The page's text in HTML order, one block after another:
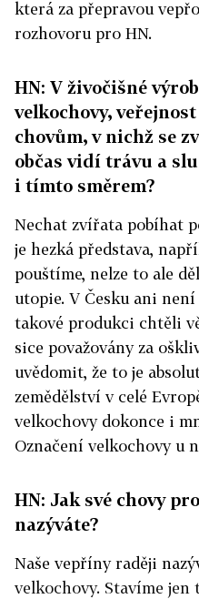
která za přepravou
rozhovoru pro HN.
HN: V živočišné
velkochovy,
chovům, v nichž se
občas vidí trávu a
i tímto směrem?
Nechat zvířata pobíhat
je hezká představa,
pouštíme, nelze to ale
utopie. V Česku ani
takové produkci chtěli
sice považovány za
uvědomit, že to je
zemědělství v celé
velkochovy dokonce i
Označení velkochovy u
HN: Jak své chovy
nazýváte?
Naše vepříny raději
velkochovy. Stavíme